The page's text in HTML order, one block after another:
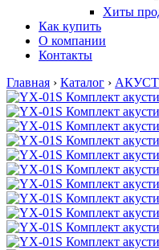
Хиты
Как купить
О компании
Контакты
Главная › Каталог ›